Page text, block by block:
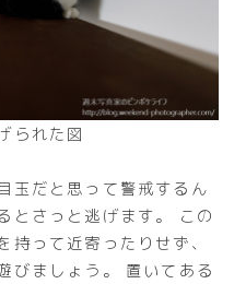
られた図
玉だと思って警戒するん
とさっと逃げます。 この
って近寄ったりせず、
びましょう。 置いてある